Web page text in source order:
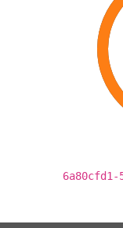
6a80cfd1-